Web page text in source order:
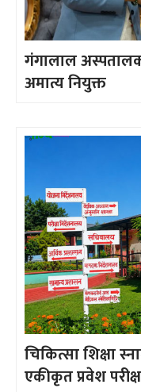
गंगालाल
अमात्य नियुक्त
चिकित्सा शिक्षा
एकीकृत प्रवेश